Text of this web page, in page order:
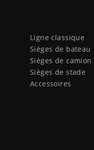
Ligne classique
Sièges de bateau
Sièges de camion
Sièges de stade
Accessoires